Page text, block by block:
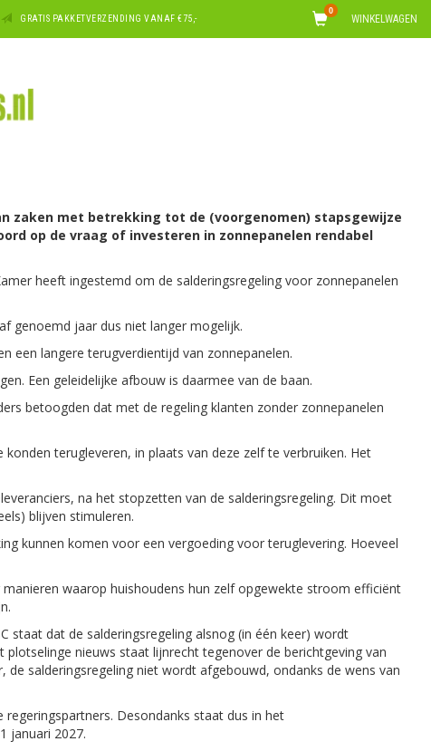
GRATIS PAKKETVERZENDING VANAF €75,- WINKELWAGEN
0
zaken met betrekking tot de (voorgenomen) stapsgewijze
op de vraag of investeren in zonnepanelen rendabel
heeft ingestemd om de salderingsregeling voor zonnepanelen
genoemd jaar dus niet langer mogelijk.
een langere terugverdientijd van zonnepanelen.
Een geleidelijke afbouw is daarmee van de baan.
betoogden dat met de regeling klanten zonder zonnepanelen
terugleveren, in plaats van deze zelf te verbruiken. Het
na het stopzetten van de salderingsregeling. Dit moet
blijven stimuleren.
kunnen komen voor een vergoeding voor teruglevering. Hoeveel
waarop huishoudens hun zelf opgewekte stroom efficiënt
staat dat de salderingsregeling alsnog (in één keer) wordt
nieuws staat lijnrecht tegenover de berichtgeving van
salderingsregeling niet wordt afgebouwd, ondanks de wens van
Desondanks staat dus in het
januari 2027.